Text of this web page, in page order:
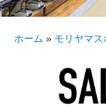
ホーム » モリヤマス